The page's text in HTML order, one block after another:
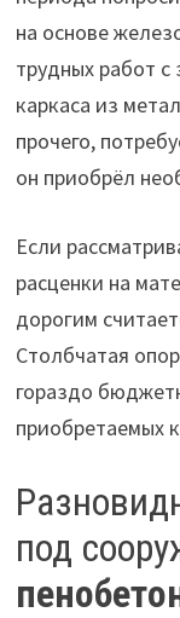
на основе
трудных работ с
каркаса из
прочего,
он приобрёл
Если
расценки на
дорогим
Столбчатая
гораздо
приобретаемых
под